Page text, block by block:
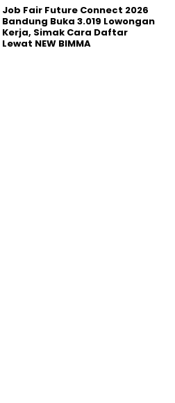
Job Fair Future Connect 2026
Bandung Buka 3.019 Lowongan
Kerja, Simak Cara Daftar
Lewat NEW BIMMA